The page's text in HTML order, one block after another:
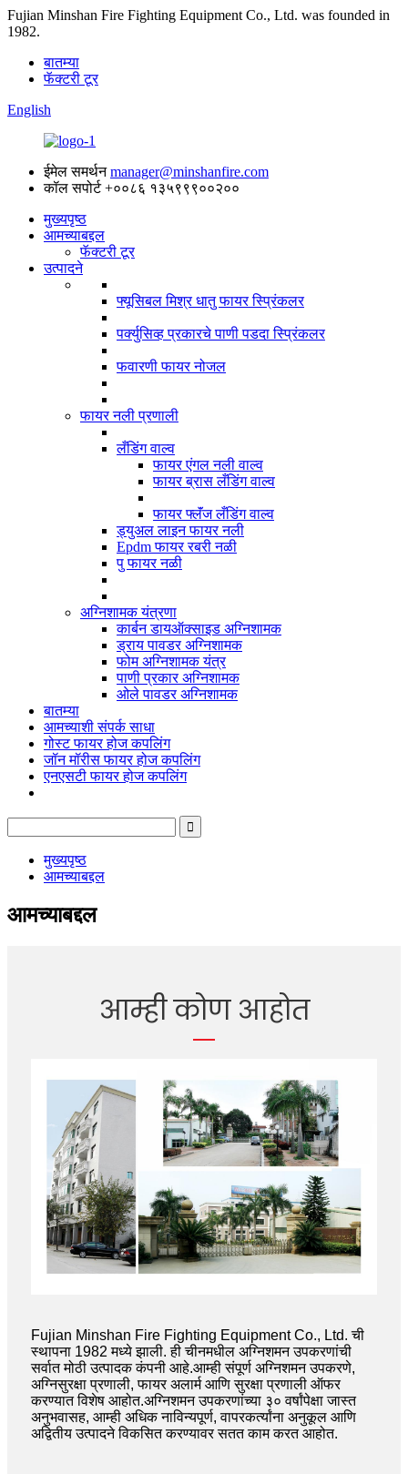
Fujian Minshan Fire Fighting Equipment Co., Ltd. was founded in
1982.
बातम्या
फॅक्टरी टूर
English
ईमेल समर्थन manager@minshanfire.com
कॉल सपोर्ट +००८६ १३५९९९००२००
मुख्यपृष्ठ
आमच्याबद्दल
फॅक्टरी टूर
उत्पादने
फ्यूसिबल मिश्र धातु फायर स्प्रिंकलर
पर्क्युसिव्ह प्रकारचे पाणी पडदा स्प्रिंकलर
फवारणी फायर नोजल
फायर नली प्रणाली
लँडिंग वाल्व
फायर एंगल नली वाल्व
फायर ब्रास लँडिंग वाल्व
फायर फ्लॅंज लँडिंग वाल्व
ड्युअल लाइन फायर नली
Epdm फायर रबरी नळी
पु फायर नळी
अग्निशामक यंत्रणा
कार्बन डायऑक्साइड अग्निशामक
ड्राय पावडर अग्निशामक
फोम अग्निशामक यंत्र
पाणी प्रकार अग्निशामक
ओले पावडर अग्निशामक
बातम्या
आमच्याशी संपर्क साधा
गोस्ट फायर होज कपलिंग
जॉन मॉरीस फायर होज कपलिंग
एनएसटी फायर होज कपलिंग
मुख्यपृष्ठ
आमच्याबद्दल
आमच्याबद्दल
आम्ही कोण आहोत
Fujian Minshan Fire Fighting Equipment Co., Ltd. ची
स्थापना 1982 मध्ये झाली. ही चीनमधील अग्निशमन उपकरणांची
सर्वात मोठी उत्पादक कंपनी आहे.आम्ही संपूर्ण अग्निशमन उपकरणे,
अग्निसुरक्षा प्रणाली, फायर अलार्म आणि सुरक्षा प्रणाली ऑफर
करण्यात विशेष आहोत.अग्निशमन उपकरणांच्या ३० वर्षांपेक्षा जास्त
अनुभवासह, आम्ही अधिक नाविन्यपूर्ण, वापरकर्त्यांना अनुकूल आणि
अद्वितीय उत्पादने विकसित करण्यावर सतत काम करत आहोत.